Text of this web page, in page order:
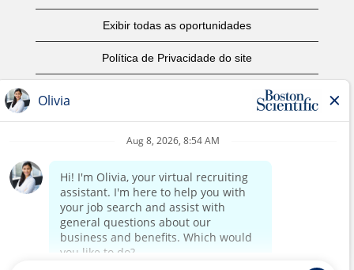
Exibir todas as oportunidades
Política de Privacidade do site
Aviso de Direitos Autorais
Página corporativa